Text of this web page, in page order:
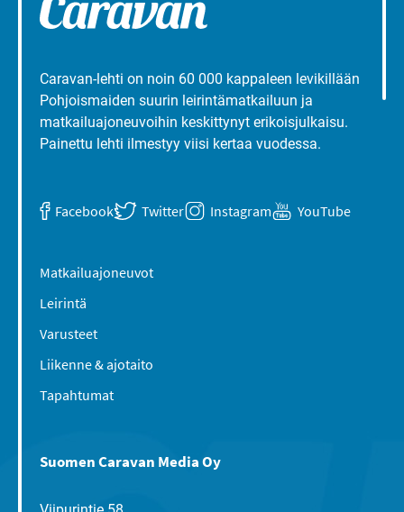
Caravan-lehti on noin 60 000 kappaleen levikillään
Pohjoismaiden suurin leirintämatkailuun ja
matkailuajoneuvoihin keskittynyt erikoisjulkaisu.
Painettu lehti ilmestyy viisi kertaa vuodessa.
Facebook Twitter Instagram YouTube
Matkailuajoneuvot
Leirintä
Varusteet
Liikenne & ajotaito
Tapahtumat
Suomen Caravan Media Oy